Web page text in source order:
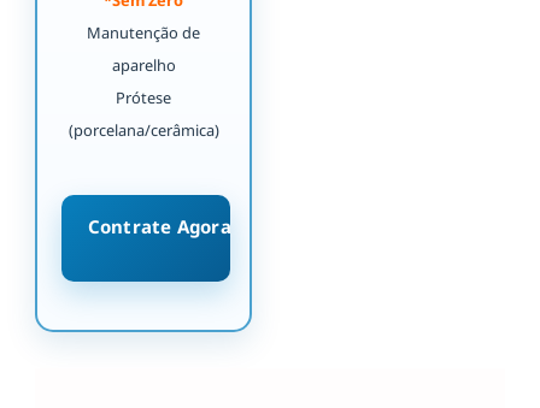
Manutenção de
aparelho
Prótese
(porcelana/cerâmica)
Contrate Agora